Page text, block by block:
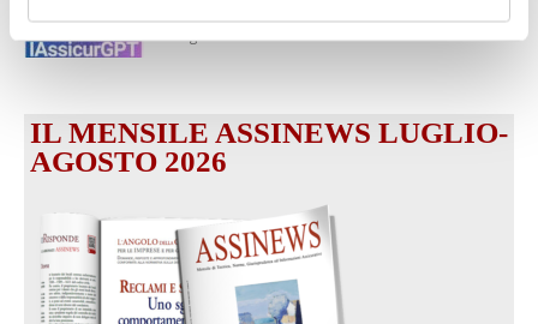
IL MENSILE ASSINEWS LUGLIO-
AGOSTO 2026